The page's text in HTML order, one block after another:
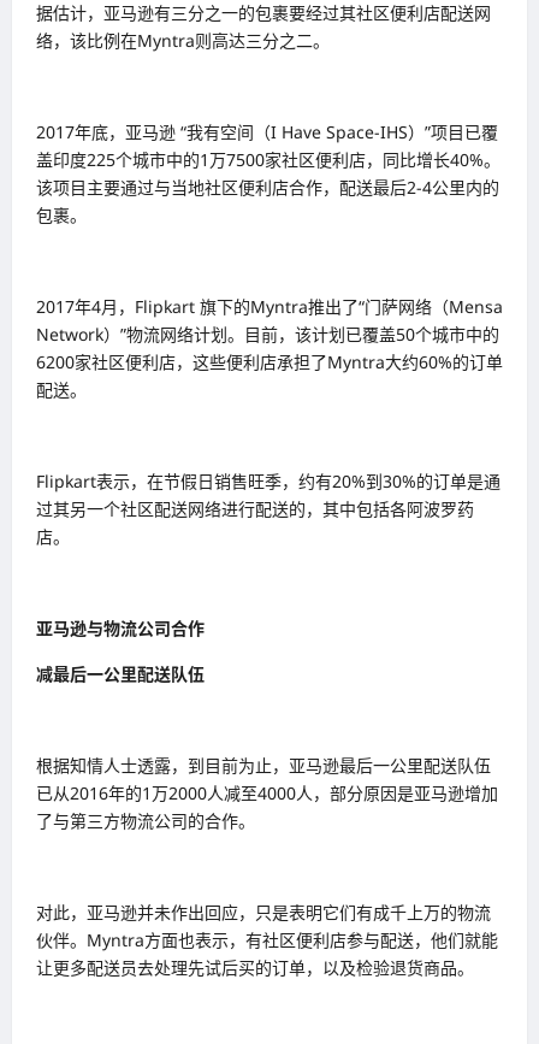
据估计，亚马逊有三分之一的包裹要经过其社区便利店配送网
络，该比例在Myntra则高达三分之二。
2017年底，亚马逊 “我有空间（I Have Space-IHS）”项目已覆
盖印度225个城市中的1万7500家社区便利店，同比增长40%。
该项目主要通过与当地社区便利店合作，配送最后2-4公里内的
包裹。
2017年4月，Flipkart 旗下的Myntra推出了“门萨网络（Mensa
Network）”物流网络计划。目前，该计划已覆盖50个城市中的
6200家社区便利店，这些便利店承担了Myntra大约60%的订单
配送。
Flipkart表示，在节假日销售旺季，约有20%到30%的订单是通
过其另一个社区配送网络进行配送的，其中包括各阿波罗药
店。
亚马逊与物流公司合作
减最后一公里配送队伍
根据知情人士透露，到目前为止，亚马逊最后一公里配送队伍
已从2016年的1万2000人减至4000人，部分原因是亚马逊增加
了与第三方物流公司的合作。
对此，亚马逊并未作出回应，只是表明它们有成千上万的物流
伙伴。Myntra方面也表示，有社区便利店参与配送，他们就能
让更多配送员去处理先试后买的订单，以及检验退货商品。